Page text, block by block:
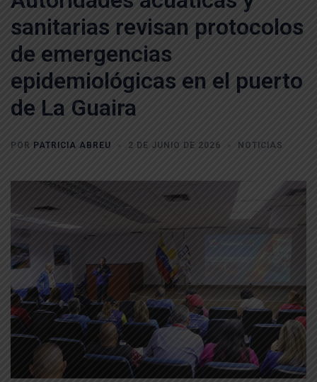
sanitarias revisan protocolos
de emergencias
epidemiológicas en el puerto
de La Guaira
POR PATRICIA ABREU 2 DE JUNIO DE 2026 NOTICIAS